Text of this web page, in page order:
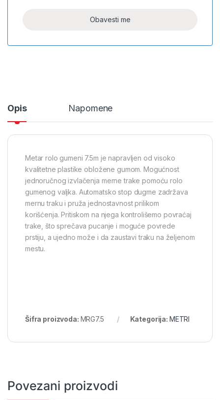
Opis Napomene
Metar rolo gumeni 7.5m je napravljen od visoko
kvalitetne plastike obložene gumom. Mogućnost
jednoručnog izvlačenja merne trake pomoću rolo
gumenog valjka. Automatsko stop dugme zadržava
mernu traku i pruža jednostavnost prilikom
korišćenja. Pritiskom na njega kontrolišemo povraćaj
trake, što sprečava pucanje i moguće povrede
prstiju, a ujedno može i da zaustavi traku na željenom
mestu.
Šifra proizvoda: MRG7.5 Kategorija: METRI
Povezani proizvodi